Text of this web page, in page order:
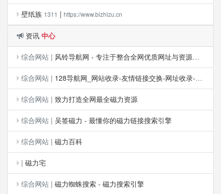
资讯 中心
综合网站| 风铃导航网 - 专注于整合全网优质网址与资源的中文导航平台
综合网站| 128导航网_网站收录-友情链接交换-网址收录-自动秒收录
综合网站| 致力打造全网最全磁力资源
综合网站| 吴签磁力 - 最懂你的磁力链接搜索引擎
综合网站| 磁力百科
| 磁力宅
综合网站| 磁力蜘蛛搜索 - 磁力搜索引擎
壁纸族 1311 | https://www.bizhizu.cn